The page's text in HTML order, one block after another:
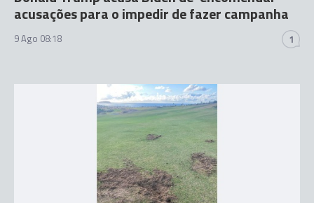
acusações para o impedir de fazer campanha
9 Ago 08:18 1